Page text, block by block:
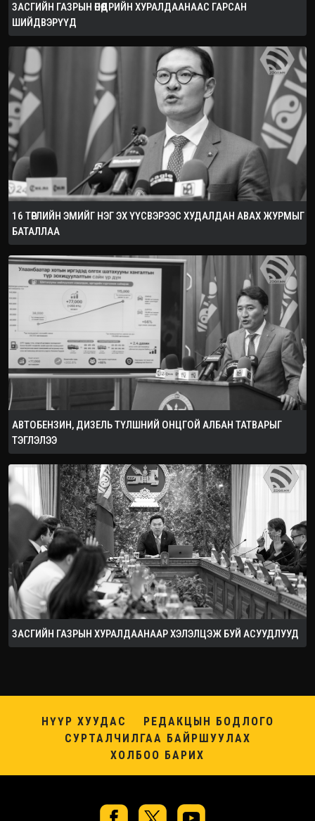
ЗАСГИЙН ГАЗРЫН ӨНӨӨДРИЙН ХУРАЛДААНААС ГАРСАН
ШИЙДВЭРҮҮД
16 ТӨРЛИЙН ЭМИЙГ НЭГ ЭХ ҮҮСВЭРЭЭС ХУДАЛДАН АВАХ ЖУРМЫГ
БАТАЛЛАА
АВТОБЕНЗИН, ДИЗЕЛЬ ТҮЛШНИЙ ОНЦГОЙ АЛБАН ТАТВАРЫГ
ТЭГЛЭЛЭЭ
ЗАСГИЙН ГАЗРЫН ХУРАЛДААНААР ХЭЛЭЛЦЭЖ БУЙ АСУУДЛУУД
НҮҮР ХУУДАС
РЕДАКЦЫН БОДЛОГО
СУРТАЛЧИЛГАА БАЙРШУУЛАХ
ХОЛБОО БАРИХ